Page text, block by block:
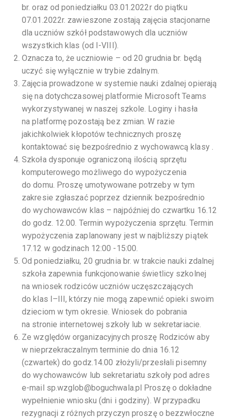
br. oraz od poniedziałku 03.01.2022r do piątku
07.01.2022r. zawieszone zostają zajęcia stacjonarne
dla uczniów szkół podstawowych dla uczniów
wszystkich klas (od I-VIII).
Oznacza to, że uczniowie – od 20 grudnia br. będą
uczyć się wyłącznie w trybie zdalnym.
Zajęcia prowadzone w systemie nauki zdalnej opierają
się na dotychczasowej platformie Microsoft Teams
wykorzystywanej w naszej szkole. Loginy i hasła
na platformę pozostają bez zmian. W razie
jakichkolwiek kłopotów technicznych proszę
kontaktować się bezpośrednio z wychowawcą klasy .
Szkoła dysponuje ograniczoną ilością sprzętu
komputerowego możliwego do wypożyczenia
do domu. Proszę umotywowane potrzeby w tym
zakresie zgłaszać poprzez dziennik bezpośrednio
do wychowawców klas – najpóźniej do czwartku 16.12
do godz. 12.00. Termin wypożyczenia sprzętu. Termin
wypożyczenia zaplanowany jest w najbliższy piątek
17.12 w godzinach 12:00 -15:00.
Od poniedziałku, 20 grudnia br. w trakcie nauki zdalnej
szkoła zapewnia funkcjonowanie świetlicy szkolnej
na wniosek rodziców uczniów uczęszczających
do klas I–III, którzy nie mogą zapewnić opieki swoim
dzieciom w tym okresie. Wniosek do pobrania
na stronie internetowej szkoły lub w sekretariacie.
Ze względów organizacyjnych proszę Rodziców aby
w nieprzekraczalnym terminie do dnia 16.12
(czwartek) do godz.14.00 złożyli/przesłali pisemny
do wychowawców lub sekretariatu szkoły pod adres
e-mail sp.wzglob@boguchwala.pl Proszę o dokładne
wypełnienie wniosku (dni i godziny). W przypadku
rezygnacji z różnych przyczyn proszę o bezzwłoczne